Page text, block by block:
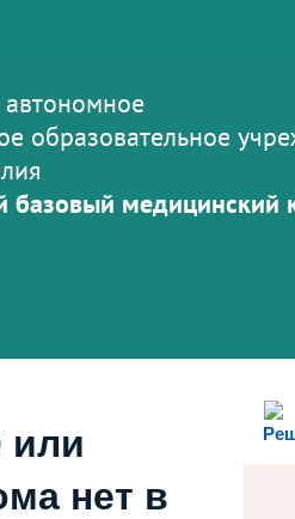
автономное
образовательное
базовый медицинский
или
нет в